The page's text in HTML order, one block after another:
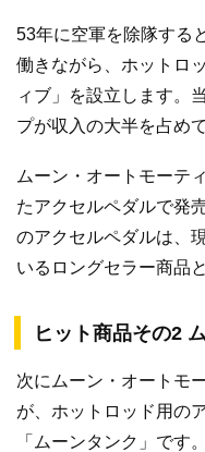
53年に空軍を除隊する
働きながら、ホットロ
ィブ」を設立します。
プが収入の大半を占め
ムーン・オートモーテ
たアクセルペダルで発
のアクセルペダルは、
いるロングセラー商品
ヒット商品その2
次にムーン・オートモ
が、ホットロッド用の
「ムーンタンク」です。